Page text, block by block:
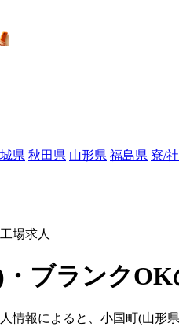
県 秋田県 山形県 福島県 寮/
場求人
ブランク
情報によると、小国町(山形